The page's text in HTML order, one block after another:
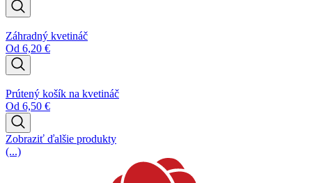
Záhradný kvetináč
Od 6,20 €
Prútený košík na kvetináč
Od 6,50 €
Zobraziť ďalšie produkty
(...)